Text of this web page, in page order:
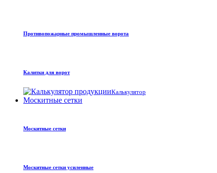
Противопожарные промышленные ворота
Калитки для ворот
Калькулятор
Москитные сетки
Москитные сетки
Москитные сетки усиленные